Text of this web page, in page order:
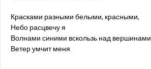
Красками разными белыми, красными,
Небо расцвечу я
Волнами синими вскользь над вершинами
Ветер умчит меня